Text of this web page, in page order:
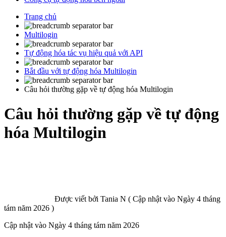
Trang chủ
Multilogin
Tự động hóa tác vụ hiệu quả với API
Bắt đầu với tự động hóa Multilogin
Câu hỏi thường gặp về tự động hóa Multilogin
Câu hỏi thường gặp về tự động
hóa Multilogin
Được viết bởi Tania N ( Cập nhật vào Ngày 4 tháng
tám năm 2026 )
Cập nhật vào Ngày 4 tháng tám năm 2026